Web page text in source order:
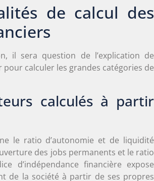
de calcul des
il sera question de l’explication de
calculer les grandes catégories de
calculés à partir
le ratio d’autonomie et de liquidité
des jobs permanents et le ratio
d’indépendance financière expose
de la société à partir de ses propres